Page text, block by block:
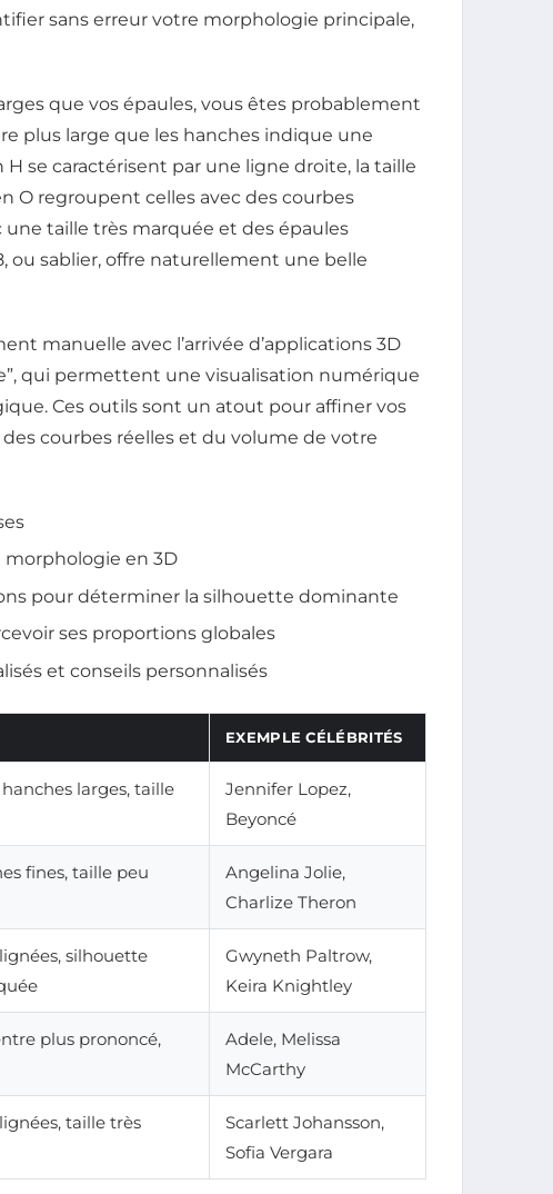
sans erreur votre morphologie principale,
que vos épaules, vous êtes probablement
plus large que les hanches indique une
se caractérisent par une ligne droite, la taille
O regroupent celles avec des courbes
taille très marquée et des épaules
ou sablier, offre naturellement une belle
manuelle avec l’arrivée d’applications 3D
qui permettent une visualisation numérique
Ces outils sont un atout pour affiner vos
courbes réelles et du volume de votre
morphologie en 3D
pour déterminer la silhouette dominante
ses proportions globales
et conseils personnalisés
EXEMPLE CÉLÉBRITÉS
larges, taille
Jennifer Lopez,
Beyoncé
fines, taille peu
Angelina Jolie,
Charlize Theron
silhouette
Gwyneth Paltrow,
Keira Knightley
plus prononcé,
Adele, Melissa
McCarthy
taille très
Scarlett Johansson,
Sofia Vergara